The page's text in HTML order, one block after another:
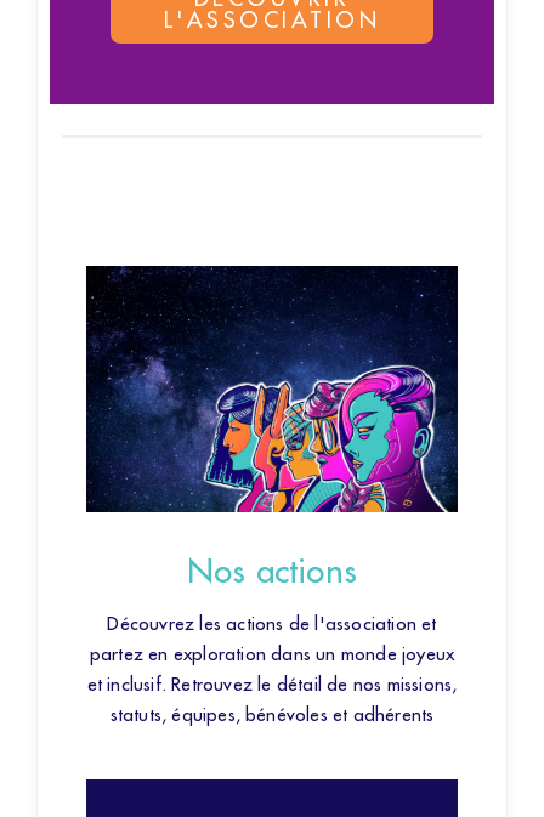
L'ASSOCIATION
Nos actions
Découvrez les actions de l'association et
partez en exploration dans un monde joyeux
et inclusif. Retrouvez le détail de nos missions,
statuts, équipes, bénévoles et adhérents